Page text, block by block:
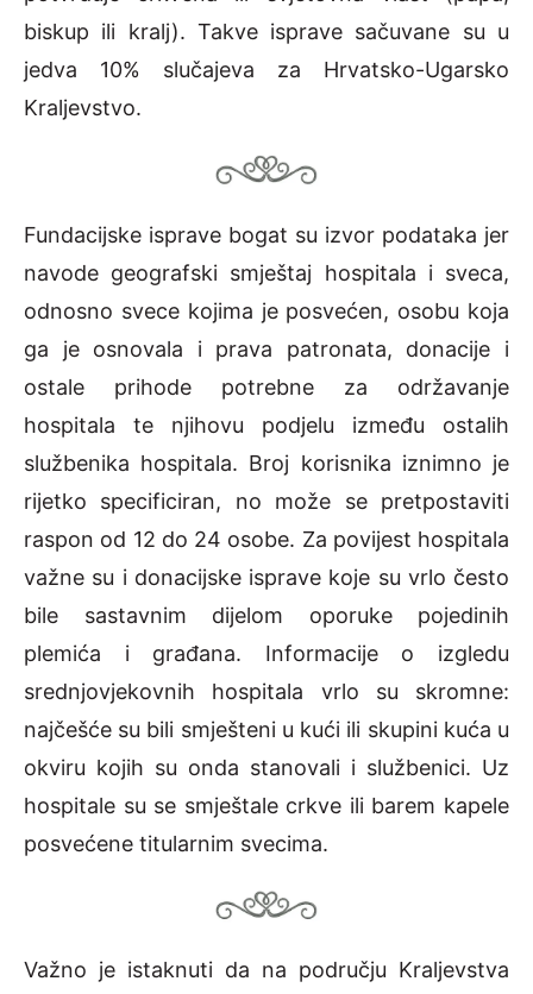
biskup ili kralj). Takve isprave sačuvane su u
jedva 10% slučajeva za Hrvatsko-Ugarsko
Kraljevstvo.
Fundacijske isprave bogat su izvor podataka jer
navode geografski smještaj hospitala i sveca,
odnosno svece kojima je posvećen, osobu koja
ga je osnovala i prava patronata, donacije i
ostale prihode potrebne za održavanje
hospitala te njihovu podjelu između ostalih
službenika hospitala. Broj korisnika iznimno je
rijetko specificiran, no može se pretpostaviti
raspon od 12 do 24 osobe. Za povijest hospitala
važne su i donacijske isprave koje su vrlo često
bile sastavnim dijelom oporuke pojedinih
plemića i građana. Informacije o izgledu
srednjovjekovnih hospitala vrlo su skromne:
najčešće su bili smješteni u kući ili skupini kuća u
okviru kojih su onda stanovali i službenici. Uz
hospitale su se smještale crkve ili barem kapele
posvećene titularnim svecima.
Važno je istaknuti da na području Kraljevstva